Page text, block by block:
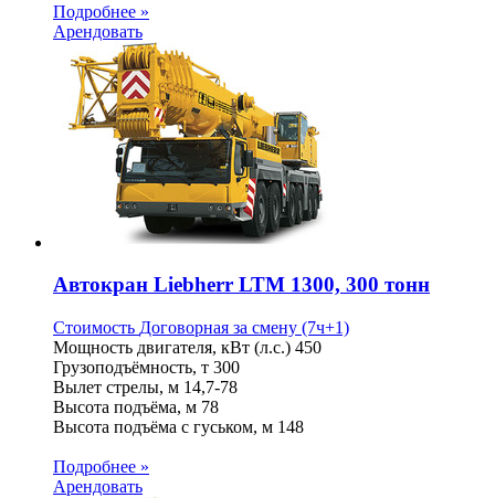
Подробнее »
Арендовать
Автокран Liebherr LTM 1300, 300 тонн
Стоимость Договорная за смену (7ч+1)
Мощность двигателя, кВт (л.с.) 450
Грузоподъёмность, т 300
Вылет стрелы, м 14,7-78
Высота подъёма, м 78
Высота подъёма с гуськом, м 148
Подробнее »
Арендовать